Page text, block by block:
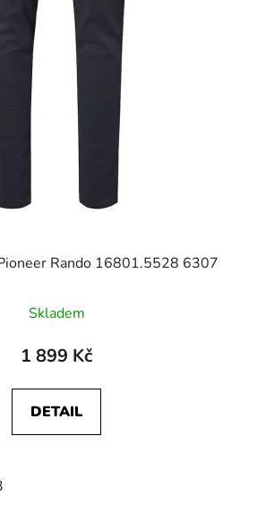
Rando 16801.5528 6307
Skladem
1 899 Kč
DETAIL